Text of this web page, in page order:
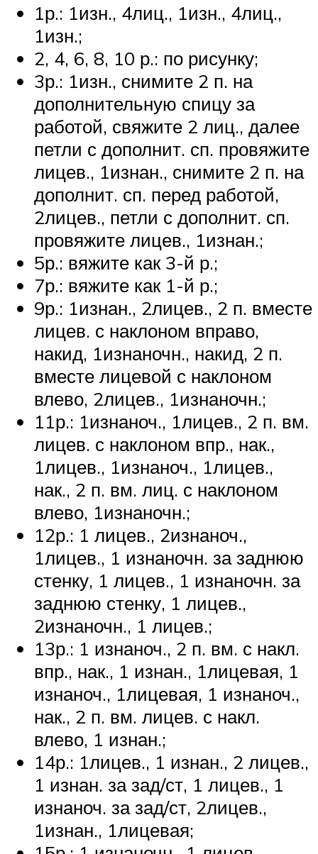
1р.: 1изн., 4лиц., 1изн., 4лиц.,
1изн.;
2, 4, 6, 8, 10 р.: по рисунку;
3р.: 1изн., снимите 2 п. на
дополнительную спицу за
работой, свяжите 2 лиц., далее
петли с дополнит. сп. провяжите
лицев., 1изнан., снимите 2 п. на
дополнит. сп. перед работой,
2лицев., петли с дополнит. сп.
провяжите лицев., 1изнан.;
5р.: вяжите как 3-й р.;
7р.: вяжите как 1-й р.;
9р.: 1изнан., 2лицев., 2 п. вместе
лицев. с наклоном вправо,
накид, 1изнаночн., накид, 2 п.
вместе лицевой с наклоном
влево, 2лицев., 1изнаночн.;
11р.: 1изнаноч., 1лицев., 2 п. вм.
лицев. с наклоном впр., нак.,
1лицев., 1изнаноч., 1лицев.,
нак., 2 п. вм. лиц. с наклоном
влево, 1изнаночн.;
12р.: 1 лицев., 2изнаноч.,
1лицев., 1 изнаночн. за заднюю
стенку, 1 лицев., 1 изнаночн. за
заднюю стенку, 1 лицев.,
2изнаночн., 1 лицев.;
13р.: 1 изнаноч., 2 п. вм. с накл.
впр., нак., 1 изнан., 1лицевая, 1
изнаноч., 1лицевая, 1 изнаноч.,
нак., 2 п. вм. лицев. с накл.
влево, 1 изнан.;
14р.: 1лицев., 1 изнан., 2 лицев.,
1 изнан. за зад/ст, 1 лицев., 1
изнаноч. за зад/ст, 2лицев.,
1изнан., 1лицевая;